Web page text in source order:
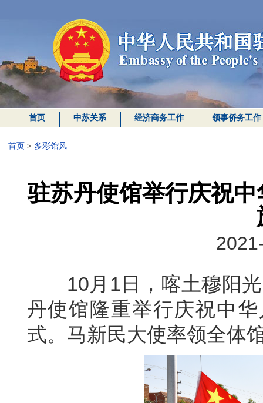
首页 中苏关系 经济商务工作 领事侨务工作
首页 > 多彩馆风
驻苏丹使馆举行庆祝
10月1日，喀土穆阳光
丹使馆隆重举行庆祝中
式。马新民大使率领全体